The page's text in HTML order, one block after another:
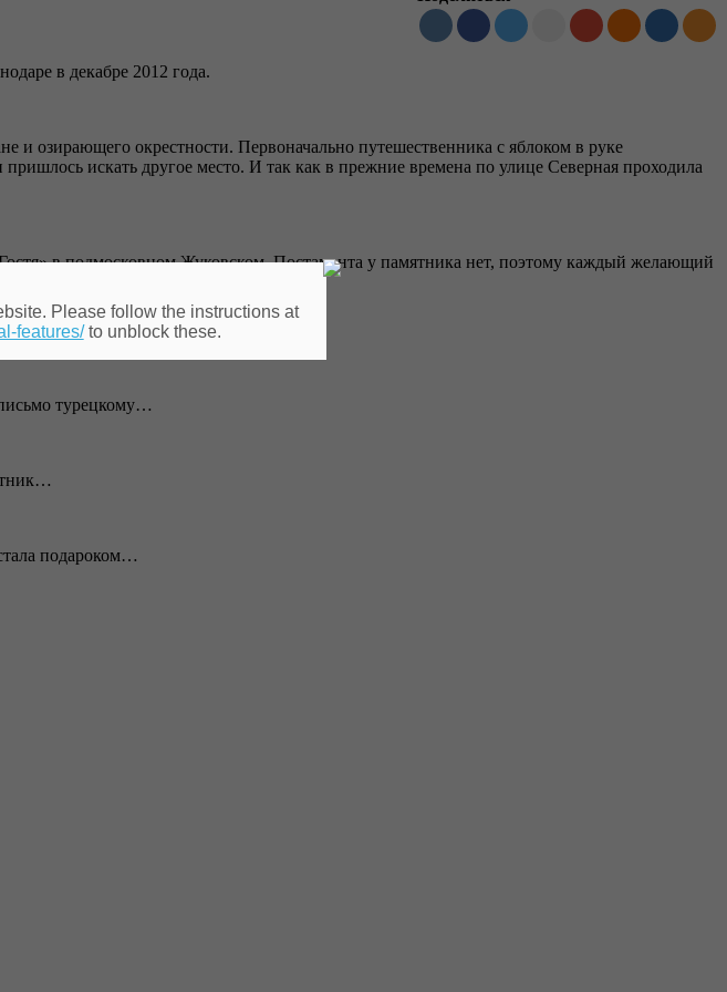
в декабре 2012 года.
и озирающего окрестности. Первоначально путешественника с яблоком в руке
искать другое место. И так как в прежние времена по улице Северная проходила
в подмосковном Жуковском. Постамента у памятника нет, поэтому каждый желающий
турецкому…
подароком…
Please follow the instructions at
features/to unblock these.